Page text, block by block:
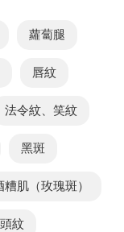
蘿蔔腿
唇紋
法令紋、笑紋
黑斑
糟肌（玫瑰斑）
紋